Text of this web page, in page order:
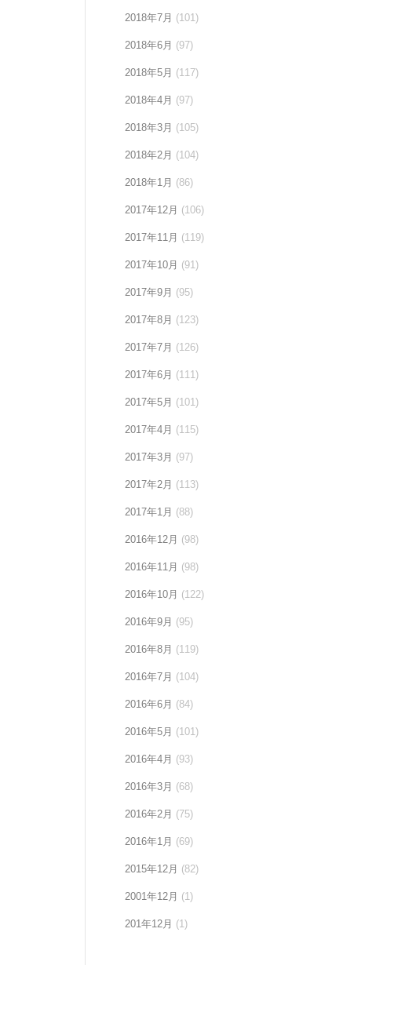
2018年7月 (101)
2018年6月 (97)
2018年5月 (117)
2018年4月 (97)
2018年3月 (105)
2018年2月 (104)
2018年1月 (86)
2017年12月 (106)
2017年11月 (119)
2017年10月 (91)
2017年9月 (95)
2017年8月 (123)
2017年7月 (126)
2017年6月 (111)
2017年5月 (101)
2017年4月 (115)
2017年3月 (97)
2017年2月 (113)
2017年1月 (88)
2016年12月 (98)
2016年11月 (98)
2016年10月 (122)
2016年9月 (95)
2016年8月 (119)
2016年7月 (104)
2016年6月 (84)
2016年5月 (101)
2016年4月 (93)
2016年3月 (68)
2016年2月 (75)
2016年1月 (69)
2015年12月 (82)
2001年12月 (1)
201年12月 (1)